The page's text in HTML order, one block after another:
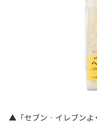
▲「セブン‐イレブンよ